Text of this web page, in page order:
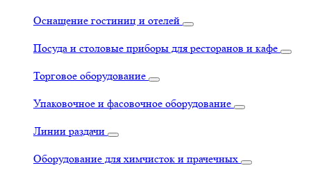
Оснащение гостиниц и отелей
Посуда и столовые приборы для ресторанов и кафе
Торговое оборудование
Упаковочное и фасовочное оборудование
Линии раздачи
Оборудование для химчисток и прачечных